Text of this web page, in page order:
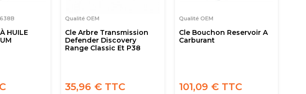
HUILE
Qualité OEM
Cle Arbre Transmission
Defender Discovery
Range Classic Et P38
35,96 € TTC
Qualité OEM
Cle Bouchon Reservoir A
Carburant
101,09 € TTC